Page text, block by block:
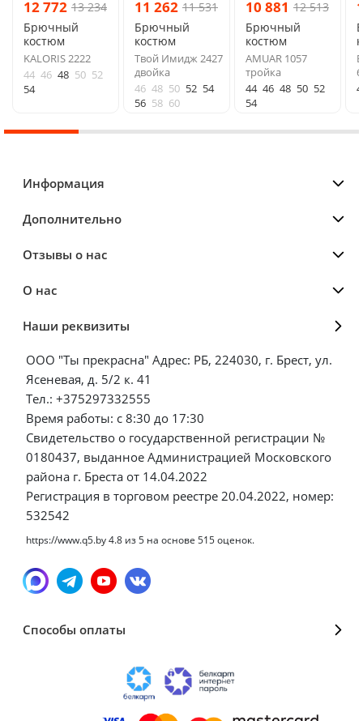
12 772 13 234
Брючный
костюм
KALORIS 2222
44 46 48 50 52
54
11 262 11 531
Брючный
костюм
Твой Имидж 2427
двойка
46 48 50 52 54
56 58 60
10 881 12 513
Брючный
костюм
AMUAR 1057
тройка
44 46 48 50 52
54
Информация
Дополнительно
Отзывы о нас
О нас
Наши реквизиты
ООО "Ты прекрасна" Адрес: РБ, 224030, г. Брест, ул.
Ясеневая, д. 5/2 к. 41
Тел.: +375297332555
Время работы: с 8:30 до 17:30
Свидетельство о государственной регистрации №
0180437, выданное Администрацией Московского
района г. Бреста от 14.04.2022
Регистрация в торговом реестре 20.04.2022, номер:
532542
https://www.q5.by4.8 из5 на основе 515оценок.
Способы оплаты